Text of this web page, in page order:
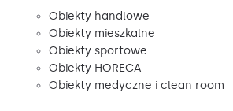
Obiekty handlowe
Obiekty mieszkalne
Obiekty sportowe
Obiekty HORECA
Obiekty medyczne i clean room